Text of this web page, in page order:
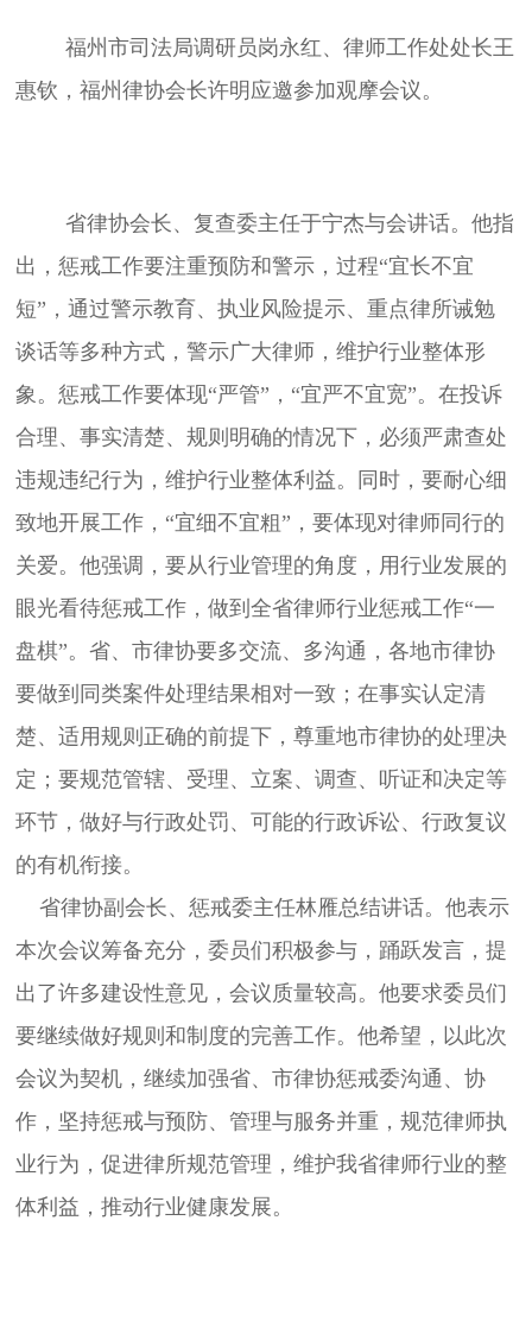
福州市司法局调研员岗永红、律师工作处处长王
惠钦，福州律协会长许明应邀参加观摩会议。
省律协会长、复查委主任于宁杰与会讲话。他指
出，惩戒工作要注重预防和警示，过程“宜长不宜
短”，通过警示教育、执业风险提示、重点律所诫勉
谈话等多种方式，警示广大律师，维护行业整体形
象。惩戒工作要体现“严管”，“宜严不宜宽”。在投诉
合理、事实清楚、规则明确的情况下，必须严肃查处
违规违纪行为，维护行业整体利益。同时，要耐心细
致地开展工作，“宜细不宜粗”，要体现对律师同行的
关爱。他强调，要从行业管理的角度，用行业发展的
眼光看待惩戒工作，做到全省律师行业惩戒工作“一
盘棋”。省、市律协要多交流、多沟通，各地市律协
要做到同类案件处理结果相对一致；在事实认定清
楚、适用规则正确的前提下，尊重地市律协的处理决
定；要规范管辖、受理、立案、调查、听证和决定等
环节，做好与行政处罚、可能的行政诉讼、行政复议
的有机衔接。
省律协副会长、惩戒委主任林雁总结讲话。他表示
本次会议筹备充分，委员们积极参与，踊跃发言，提
出了许多建设性意见，会议质量较高。他要求委员们
要继续做好规则和制度的完善工作。他希望，以此次
会议为契机，继续加强省、市律协惩戒委沟通、协
作，坚持惩戒与预防、管理与服务并重，规范律师执
业行为，促进律所规范管理，维护我省律师行业的整
体利益，推动行业健康发展。